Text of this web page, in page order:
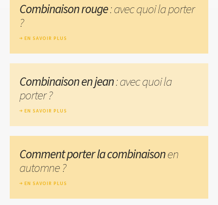
Combinaison rouge: avec quoi la porter
?
EN SAVOIR PLUS
Combinaison en jean: avec quoi la
porter ?
EN SAVOIR PLUS
Comment porter la combinaisonen
automne ?
EN SAVOIR PLUS